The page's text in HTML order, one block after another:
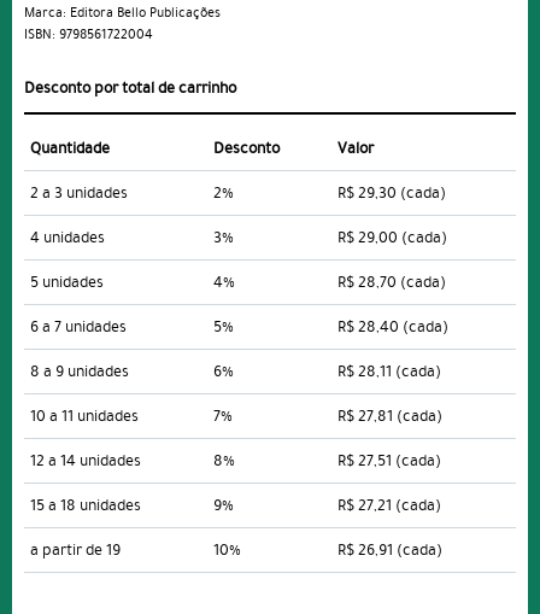
Marca: Editora Bello Publicações
ISBN: 9798561722004
Desconto por total de carrinho
Quantidade Desconto
Valor
2 a 3 unidades
2% R$ 29,30 (cada)
4 unidades
3% R$ 29,00 (cada)
5 unidades
4% R$ 28,70 (cada)
6 a 7 unidades
5% R$ 28,40 (cada)
8 a 9 unidades
6% R$ 28,11 (cada)
10 a 11 unidades
7% R$ 27,81 (cada)
12 a 14 unidades
8% R$ 27,51 (cada)
15 a 18 unidades
9% R$ 27,21 (cada)
a partir de 19
10% R$ 26,91 (cada)